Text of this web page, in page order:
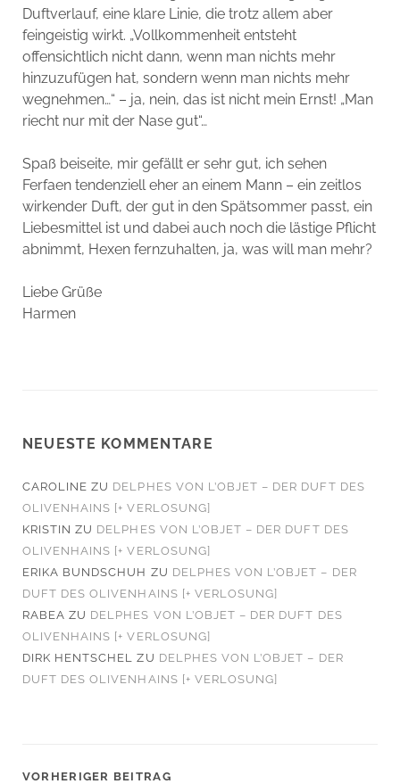
Duftverlauf, eine klare Linie, die trotz allem aber
feingeistig wirkt. „Vollkommenheit entsteht
offensichtlich nicht dann, wenn man nichts mehr
hinzuzufügen hat, sondern wenn man nichts mehr
wegnehmen…“ – ja, nein, das ist nicht mein Ernst! „Man
riecht nur mit der Nase gut“…
Spaß beiseite, mir gefällt er sehr gut, ich sehen
Ferfaen tendenziell eher an einem Mann – ein zeitlos
wirkender Duft, der gut in den Spätsommer passt, ein
Liebesmittel ist und dabei auch noch die lästige Pflicht
abnimmt, Hexen fernzuhalten, ja, was will man mehr?
Liebe Grüße
Harmen
NEUESTE KOMMENTARE
CAROLINE ZU DELPHES VON L’OBJET – DER DUFT DES
OLIVENHAINS [+ VERLOSUNG]
KRISTIN ZU DELPHES VON L’OBJET – DER DUFT DES
OLIVENHAINS [+ VERLOSUNG]
ERIKA BUNDSCHUH ZU DELPHES VON L’OBJET – DER
DUFT DES OLIVENHAINS [+ VERLOSUNG]
RABEA ZU DELPHES VON L’OBJET – DER DUFT DES
OLIVENHAINS [+ VERLOSUNG]
DIRK HENTSCHEL
ZU DELPHES VON L’OBJET – DER
DUFT DES OLIVENHAINS [+ VERLOSUNG]
VORHERIGER BEITRAG